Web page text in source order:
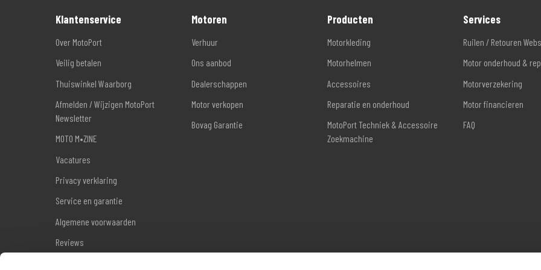
bij ons hebt gekocht).
Klantenservice
Over MotoPort
Veilig betalen
Thuiswinkel Waarborg
Afmelden / Wijzigen MotoPort
Newsletter
MOTO M•ZINE
Vacatures
Privacy verklaring
Service en garantie
Algemene voorwaarden
Reviews
Motoren
Verhuur
Ons aanbod
Dealerschappen
Motor verkopen
Bovag Garantie
Producten
Motorkleding
Motorhelmen
Accessoires
Reparatie en onderhoud
MotoPort Techniek & Accessoire
Zoekmachine
Services
Ruilen / Retouren
Motor onderhoud &
Motorverzekering
Motor financieren
FAQ